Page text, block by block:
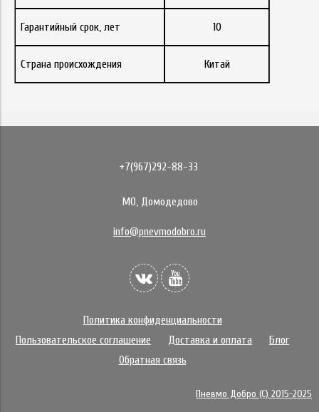
Гарантийный срок, лет 10
Страна происхождения Китай
+7(967)292-88-33
МО, Домодедово
info@pnevmodobro.ru
Политика конфиденциальности
Пользовательское соглашение
Доставка и оплата
Блог
Обратная связь
Пневмо Добро (С) 2015-2025